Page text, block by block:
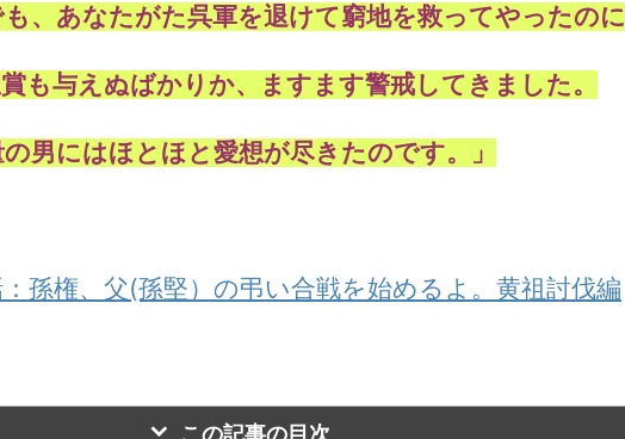
、あなたがた呉軍を退けて窮地を救ってやったのに
も与えぬばかりか、ますます警戒してきました。
男にはほとほと愛想が尽きたのです。」
孫権、父(孫堅）の弔い合戦を始めるよ。黄祖討伐編
この記事の目次